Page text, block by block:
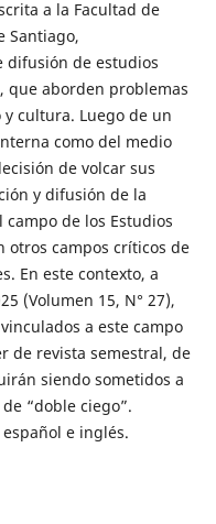
a la Facultad de
Santiago,
difusión de estudios
que aborden problemas
cultura. Luego de un
como del medio
de volcar sus
y difusión de la
de los Estudios
otros campos críticos de
En este contexto, a
(Volumen 15, N° 27),
a este campo
de revista semestral, de
siendo sometidos a
“doble ciego”.
e inglés.